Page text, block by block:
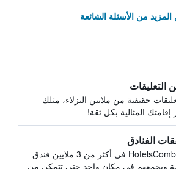
من الأسئلة الشائعة
التعليقات
حقيقية من ملايين النزلاء، مثلك
المثالية بكل ثقة!
الفنادق
يبحث HotelsCombined في أكثر من 3 ملايين فندق
ويجمعهم في مكان واحد حتى تتمكن من